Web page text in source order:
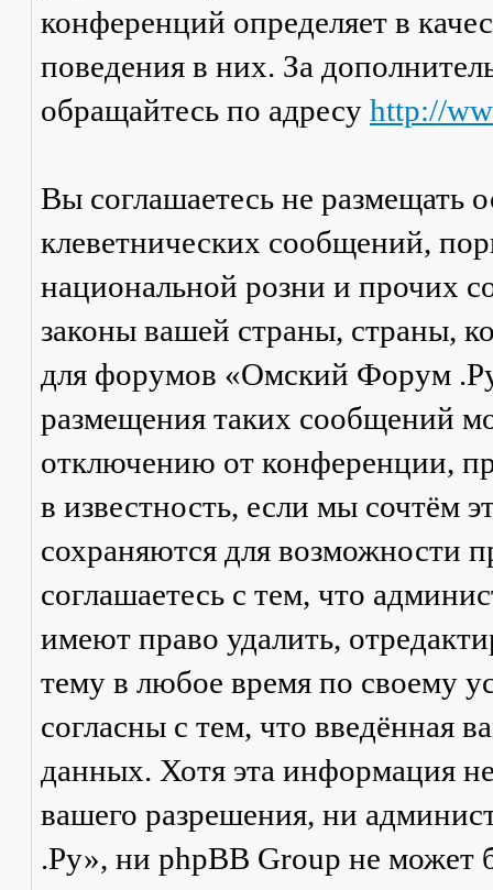
конференций определяет в
поведения в них. За
обращайтесь по адресу http://
Вы соглашаетесь не размещать
клеветнических сообщений,
национальной розни и прочих
законы вашей страны, страны,
для форумов «Омский Форум
размещения таких сообщений
отключению от конференции,
в известность, если мы сочтём
сохраняются для возможности
соглашаетесь с тем, что
имеют право удалить,
тему в любое время по своему
согласны с тем, что введённая
данных. Хотя эта информация
вашего разрешения, ни
.Ру», ни phpBB Group не может